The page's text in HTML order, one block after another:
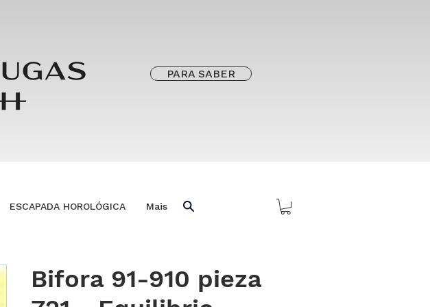
PARA SABER
ESCAPADA HOROLÓGICA Mais
Bifora 91-910 pieza